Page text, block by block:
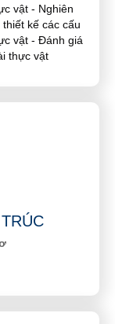
vật - Nghiên
kế các cấu
vật - Đánh giá
thực vật